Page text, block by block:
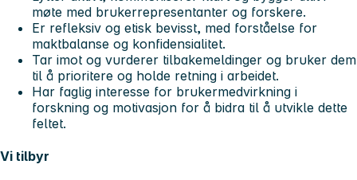
møte med brukerrepresentanter og forskere.
Er refleksiv og etisk bevisst, med forståelse for
maktbalanse og konfidensialitet.
Tar imot og vurderer tilbakemeldinger og bruker dem
til å prioritere og holde retning i arbeidet.
Har faglig interesse for brukermedvirkning i
forskning og motivasjon for å bidra til å utvikle dette
feltet.
Vi tilbyr